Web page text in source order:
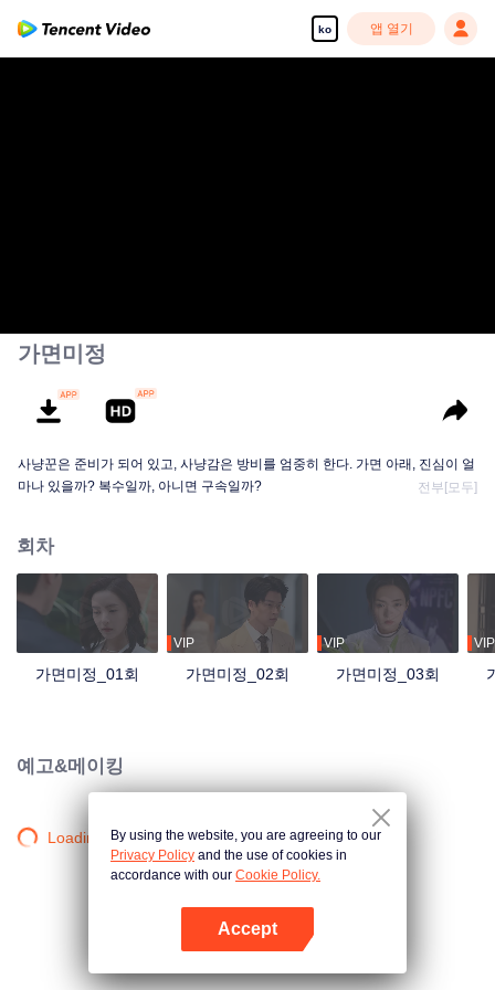
ko 앱 열기
가면미정
사냥꾼은 준비가 되어 있고, 사냥감은 방비를 엄중히 한다. 가면 아래, 진심이 얼
마나 있을까? 복수일까, 아니면 구속일까?
전부[모두]
회차
가면미정_01회
VIP
가면미정_02회
VIP
가면미정_03회
VIP
예고&메이킹
Loading…By using the website, you are agreeing to our
Privacy Policy and the use of cookies in
accordance with our Cookie Policy.
Accept